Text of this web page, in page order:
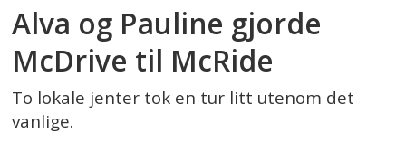
Alva og Pauline gjorde
McDrive til McRide
To lokale jenter tok en tur litt utenom det
vanlige.